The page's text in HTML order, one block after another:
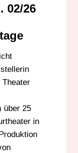
02/26
über 25
in